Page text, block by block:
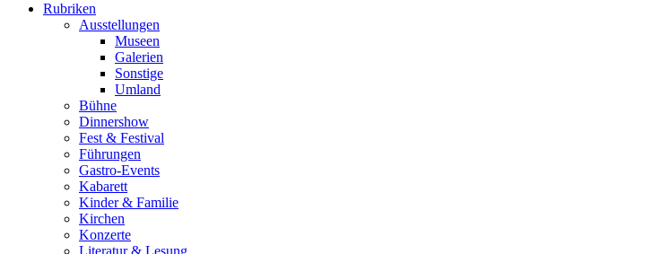
Rubriken
Ausstellungen
Museen
Galerien
Sonstige
Umland
Bühne
Dinnershow
Fest & Festival
Führungen
Gastro-Events
Kabarett
Kinder & Familie
Kirchen
Konzerte
Literatur & Lesung